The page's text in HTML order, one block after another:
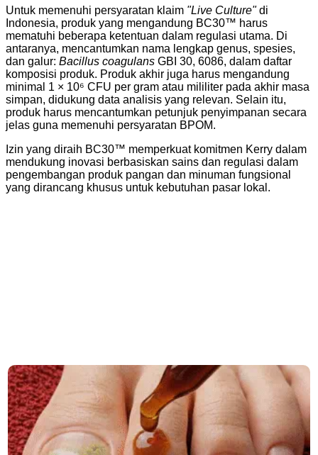
Untuk memenuhi persyaratan klaim "Live Culture"di
Indonesia, produk yang mengandung BC30™ harus
mematuhi beberapa ketentuan dalam regulasi utama. Di
antaranya, mencantumkan nama lengkap genus, spesies,
dan galur: Bacillus coagulans GBI 30, 6086, dalam daftar
komposisi produk. Produk akhir juga harus mengandung
minimal 1 × 10⁶ CFU per gram atau mililiter pada akhir masa
simpan, didukung data analisis yang relevan. Selain itu,
produk harus mencantumkan petunjuk penyimpanan secara
jelas guna memenuhi persyaratan BPOM.
Izin yang diraih BC30™ memperkuat komitmen Kerry dalam
mendukung inovasi berbasiskan sains dan regulasi dalam
pengembangan produk pangan dan minuman fungsional
yang dirancang khusus untuk kebutuhan pasar lokal.